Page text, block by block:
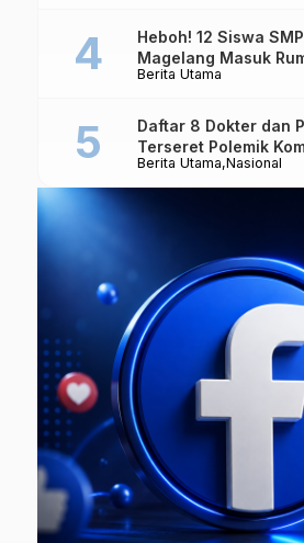
Berita Utama
Heboh! 12 Siswa
Magelang Masuk
Santap MBG, Polisi
Berita Utama Nasional
Daftar 8 Dokter dan
Terseret Polemik
Keluarga Sampaikan